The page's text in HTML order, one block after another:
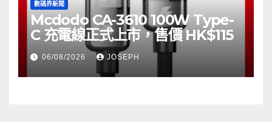
數碼界新聞
Mcdodo CA-3610 100W Type-
C 充電線正式上市，售價 HK$115
06/08/2026 JOSEPH